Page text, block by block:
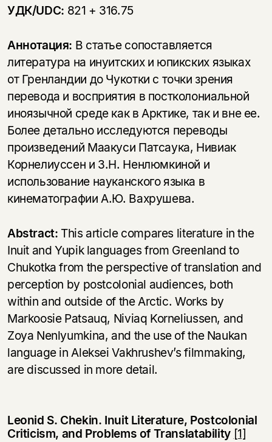
УДК/UDC: 821 + 316.75
Аннотация: В статье сопоставляется
литература на инуитских и юпикских языках
от Гренландии до Чукотки с точки зрения
перевода и восприятия в постколониальной
иноязычной среде как в Арктике, так и вне ее.
Более детально исследуются переводы
произведений Маакуси Патсаука, Нивиак
Корнелиуссен и З.Н. Ненлюмкиной и
использование науканского языка в
кинематографии А.Ю. Вахрушева.
Abstract: This article compares literature in the
Inuit and Yupik languages from Greenland to
Chukotka from the perspective of translation and
perception by postcolonial audiences, both
within and outside of the Arctic. Works by
Markoosie Patsauq, Niviaq Korneliussen, and
Zoya Nenlyumkina, and the use of the Naukan
language in Aleksei Vakhrushev’s filmmaking,
are discussed in more detail.
Leonid S. Chekin. Inuit Literature, Postcolonial
Criticism, and Problems of Translatability [1]